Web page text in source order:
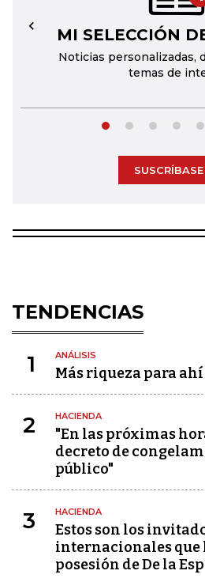
MI SELECCIÓN
Noticias personalizadas,
temas de
←
SUSCRÍBASE
TENDENCIAS
1 ANÁLISIS
Más riqueza para
2 HACIENDA
"En las próximas
decreto de
público"
3 HACIENDA
Estos son los
internacionales que
posesión de De la